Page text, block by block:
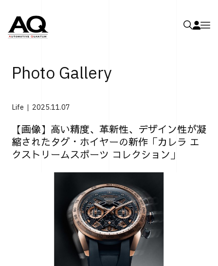
Photo Gallery
Life 2025.11.07
【画像】高い精度、革新性、デザイン性が凝
縮されたタグ・ホイヤーの新作「カレラ エ
クストリームスポーツ コレクション」